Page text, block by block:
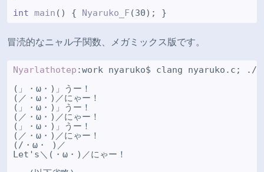
int
main () { Nyaruko_F
冒涜的なニャル子関数、メガミックス版です。
Nyarlathotep :work nyaruko$ clang nyaruko.c; ./
(」・ω・)」うー！
(／・ω・)／にゃー！
(」・ω・)」うー！
(／・ω・)／にゃー！
(」・ω・)」うー！
(／・ω・)／にゃー！
(/・ω・ )／
Let's＼(・ω・)／にゃー！